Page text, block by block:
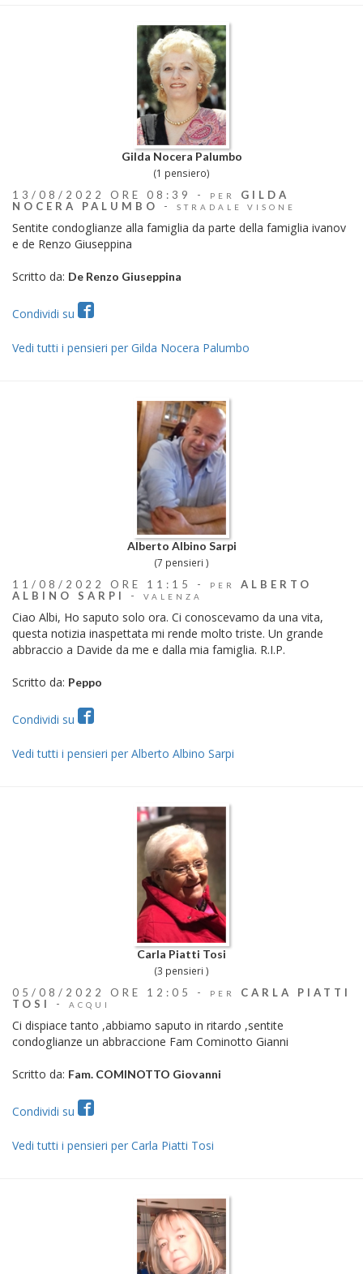
Gilda Nocera Palumbo
(1 pensiero)
13/08/2022 ORE 08:39 - PER
GILDA
NOCERA PALUMBO
- STRADALE VISONE
Sentite condoglianze alla famiglia da parte della famiglia ivanov
e de Renzo Giuseppina
Scritto da: De Renzo Giuseppina
Condividi su
Vedi tutti i pensieri per Gilda Nocera Palumbo
Alberto Albino Sarpi
(7 pensieri )
11/08/2022 ORE 11:15 - PER
ALBERTO
ALBINO SARPI
- VALENZA
Ciao Albi, Ho saputo solo ora. Ci conoscevamo da una vita,
questa notizia inaspettata mi rende molto triste. Un grande
abbraccio a Davide da me e dalla mia famiglia. R.I.P.
Scritto da: Peppo
Condividi su
Vedi tutti i pensieri per Alberto Albino Sarpi
Carla Piatti Tosi
(3 pensieri )
05/08/2022 ORE 12:05 - PER
CARLA PIATTI
TOSI
- ACQUI
Ci dispiace tanto ,abbiamo saputo in ritardo ,sentite
condoglianze un abbraccione Fam Cominotto Gianni
Scritto da: Fam. COMINOTTO Giovanni
Condividi su
Vedi tutti i pensieri per Carla Piatti Tosi